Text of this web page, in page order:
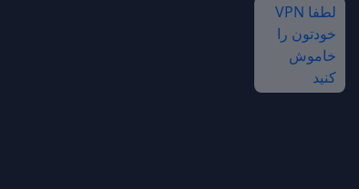
لطفا VPN
خودتون را
خاموش
کنید